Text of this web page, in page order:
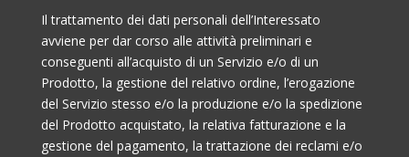
Il trattamento dei dati personali dell’Interessato
avviene per dar corso alle attività preliminari e
conseguenti all’acquisto di un Servizio e/o di un
Prodotto, la gestione del relativo ordine, l’erogazione
del Servizio stesso e/o la produzione e/o la spedizione
del Prodotto acquistato, la relativa fatturazione e la
gestione del pagamento, la trattazione dei reclami e/o